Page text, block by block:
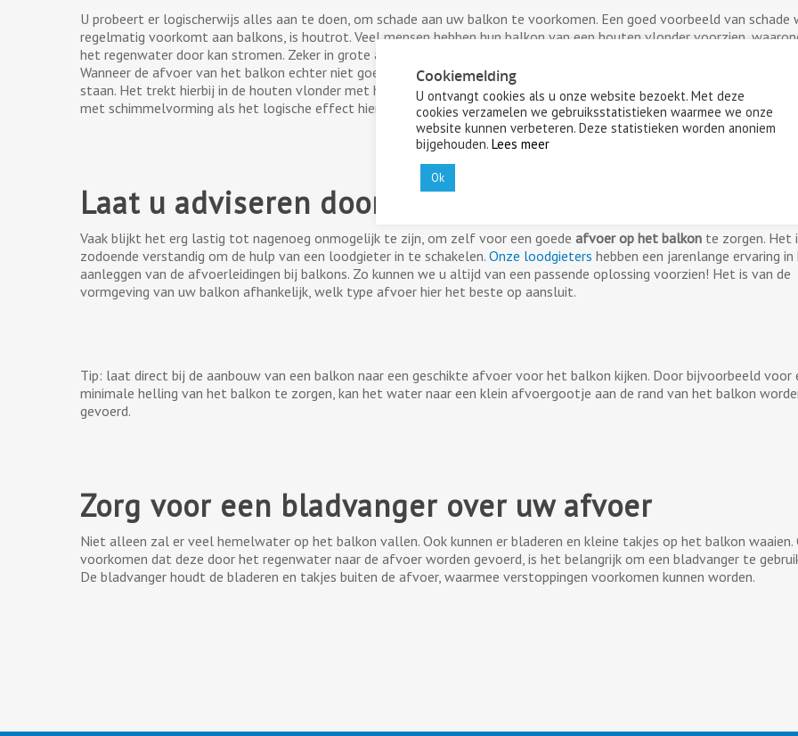
U probeert er logischerwijs alles aan te doen, om schade aan uw balkon te voorkomen. Een goed voorbeeld van schade
regelmatig voorkomt aan balkons, is houtrot. Veel mensen hebben hun balkon van een houten vlonder voorzien,
het regenwater door kan stromen. Zeker in grote appartementencomplexen komt een dergelijke constructie regelmatig
Wanneer de afvoer van het balkon echter niet goed aangesloten of vormgegeven is, zal het waterpeil steeds hoger
staan. Het trekt hierbij in de houten vlonder met houtrot tot gevolg. Ook kan het vocht in de muren van uw woning
met schimmelvorming als het logische effect hiervan.
Laat u adviseren door ervaren loodgieters
Vaak blijkt het erg lastig tot nagenoeg onmogelijk te zijn, om zelf voor een goede afvoer op het balkon te zorgen. Het
zodoende verstandig om de hulp van een loodgieter in te schakelen. Onze loodgieters hebben een jarenlange ervaring
aanleggen van de afvoerleidingen bij balkons. Zo kunnen we u altijd van een passende oplossing voorzien! Het is van de
vormgeving van uw balkon afhankelijk, welk type afvoer hier het beste op aansluit.
Tip: laat direct bij de aanbouw van een balkon naar een geschikte afvoer voor het balkon kijken. Door bijvoorbeeld voor
minimale helling van het balkon te zorgen, kan het water naar een klein afvoergootje aan de rand van het balkon
gevoerd.
Zorg voor een bladvanger over uw afvoer
Niet alleen zal er veel hemelwater op het balkon vallen. Ook kunnen er bladeren en kleine takjes op het balkon waaien.
voorkomen dat deze door het regenwater naar de afvoer worden gevoerd, is het belangrijk om een bladvanger te
De bladvanger houdt de bladeren en takjes buiten de afvoer, waarmee verstoppingen voorkomen kunnen worden.
Cookiemelding
U ontvangt cookies als u onze website bezoekt. Met deze
cookies verzamelen we gebruiksstatistieken waarmee we onze
website kunnen verbeteren. Deze statistieken worden anoniem
bijgehouden. Lees meer
Ok